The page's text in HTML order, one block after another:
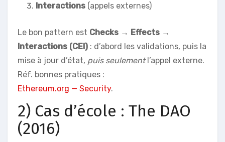
Interactions (appels externes)
Le bon pattern est Checks → Effects →
Interactions (CEI) : d’abord les validations, puis la
mise à jour d’état, puis seulementl’appel externe.
Réf. bonnes pratiques :
Ethereum.org — Security.
2) Cas d’école : The DAO
(2016)